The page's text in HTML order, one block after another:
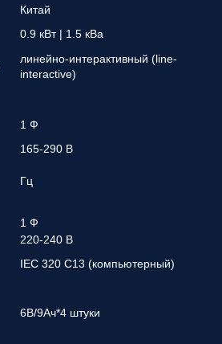
Китай
0.9 кВт | 1.5 кВа
линейно-интерактивный (line-
interactive)
1 Ф
165-290 В
Гц
1 Ф
220-240 В
IEC 320 C13 (компьютерный)
6В/9Ач*4 штуки